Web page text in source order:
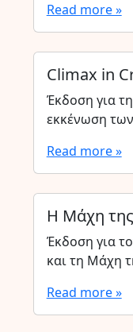
Read more »
Climax in
Έκδοση για
εκκένωση
Read more »
Η Μάχη
Έκδοση για
και τη Μάχη
Read more »